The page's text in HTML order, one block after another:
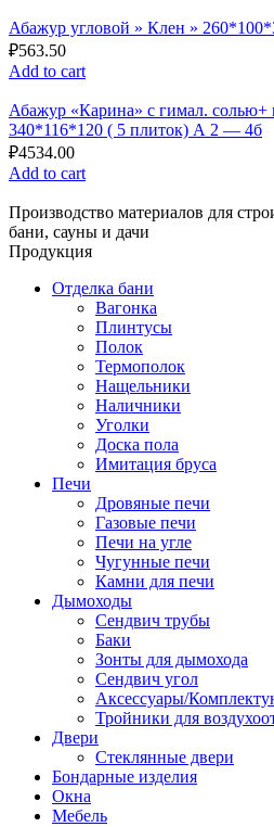
Абажур угловой » Клен »
₽563.50
Add to cart
Абажур «Карина» с гимал.
340*116*120 ( 5 плиток) А 2 — 4б
₽4534.00
Add to cart
Производство материалов для
бани, сауны и дачи
Продукция
Отделка бани
Вагонка
Плинтусы
Полок
Термополок
Нащельники
Наличники
Уголки
Доска пола
Имитация бруса
Печи
Дровяные печи
Газовые печи
Печи на угле
Чугунные печи
Камни для печи
Дымоходы
Сендвич трубы
Баки
Зонты для дымохода
Сендвич угол
Аксессуары/
Тройники для
Двери
Стеклянные двери
Бондарные изделия
Окна
Мебель